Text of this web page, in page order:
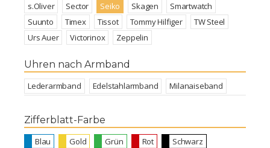
s.Oliver
Sector Seiko Skagen
Smartwatch
Suunto
Timex Tissot Tommy Hilfiger
TW Steel
Urs Auer
Victorinox Zeppelin
Uhren nach Armband
Lederarmband Edelstahlarmband Milanaiseband
Zifferblatt-Farbe
Blau Gold Grün Rot
Schwarz